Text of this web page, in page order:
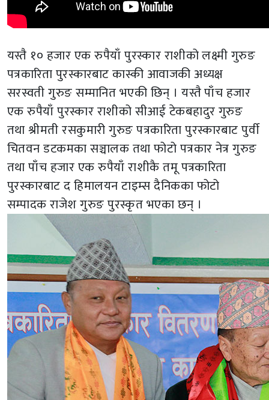
यस्तै १० हजार एक रुपैयाँ पुरस्कार राशीको लक्ष्मी गुरुङ
पत्रकारिता पुरस्कारबाट कास्की आवाजकी अध्यक्ष
सरस्वती गुरुङ सम्मानित भएकी छिन् । यस्तै पाँच हजार
एक रुपैयाँ पुरस्कार राशीको सीआई टेकबहादुर गुरुङ
तथा श्रीमती रसकुमारी गुरुङ पत्रकारिता पुरस्कारबाट पुर्वी
चितवन डटकमका सञ्चालक तथा फोटो पत्रकार नेत्र गुरुङ
तथा पाँच हजार एक रुपैयाँ राशीकै तमू पत्रकारिता
पुरस्कारबाट द हिमालयन टाइम्स दैनिकका फोटो
सम्पादक राजेश गुरुङ पुरस्कृत भएका छन् ।